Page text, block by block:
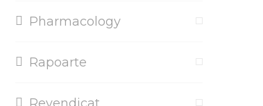
Pharmacology
Rapoarte